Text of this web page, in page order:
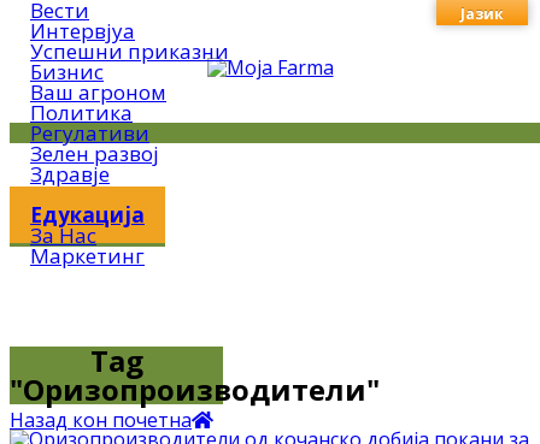
Вести
Интервјуа
Успешни приказни
Бизнис
Ваш агроном
Политика
Регулативи
Зелен развој
Здравје
Метео
Едукација
За Нас
Маркетинг
Tag
"Оризопроизводители"
Назад кон почетна
Јазик